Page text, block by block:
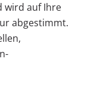
wird auf Ihre
abgestimmt.